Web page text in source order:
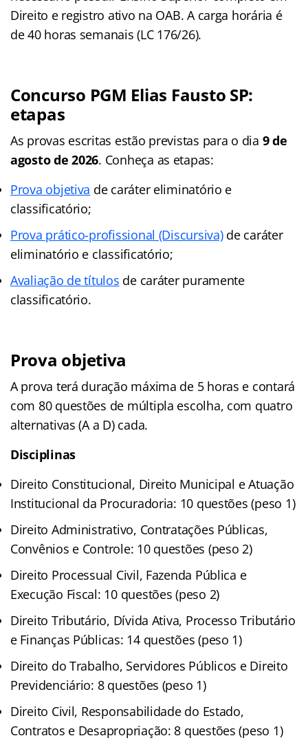
Direito e registro ativo na OAB. A carga horária é
de 40 horas semanais (LC 176/26).
Concurso PGM Elias Fausto SP:
etapas
As provas escritas estão previstas para o dia 9 de
agosto de 2026. Conheça as etapas:
Prova objetiva de caráter eliminatório e
classificatório;
Prova prático-profissional (Discursiva)de caráter
eliminatório e classificatório;
Avaliação de títulos de caráter puramente
classificatório.
Prova objetiva
A prova terá duração máxima de 5 horas e contará
com 80 questões de múltipla escolha, com quatro
alternativas (A a D) cada.
Disciplinas
Direito Constitucional, Direito Municipal e Atuação
Institucional da Procuradoria: 10 questões (peso 1)
Direito Administrativo, Contratações Públicas,
Convênios e Controle: 10 questões (peso 2)
Direito Processual Civil, Fazenda Pública e
Execução Fiscal: 10 questões (peso 2)
Direito Tributário, Dívida Ativa, Processo Tributário
e Finanças Públicas: 14 questões (peso 1)
Direito do Trabalho, Servidores Públicos e Direito
Previdenciário: 8 questões (peso 1)
Direito Civil, Responsabilidade do Estado,
Contratos e Desapropriação: 8 questões (peso 1)